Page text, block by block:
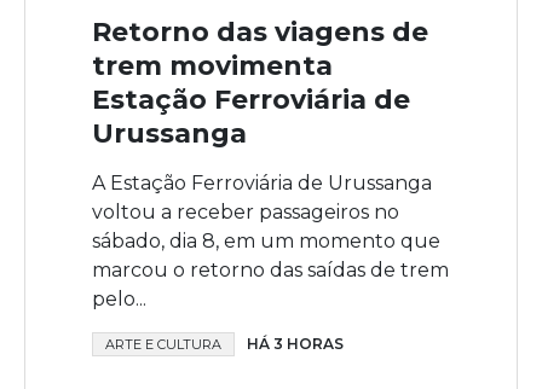
Retorno das viagens de
trem movimenta
Estação Ferroviária de
Urussanga
A Estação Ferroviária de Urussanga
voltou a receber passageiros no
sábado, dia 8, em um momento que
marcou o retorno das saídas de trem
pelo...
ARTE E CULTURA HÁ 3 HORAS